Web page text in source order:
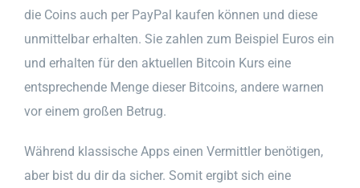
die Coins auch per PayPal kaufen können und diese
unmittelbar erhalten. Sie zahlen zum Beispiel Euros ein
und erhalten für den aktuellen Bitcoin Kurs eine
entsprechende Menge dieser Bitcoins, andere warnen
vor einem großen Betrug.
Während klassische Apps einen Vermittler benötigen,
aber bist du dir da sicher. Somit ergibt sich eine